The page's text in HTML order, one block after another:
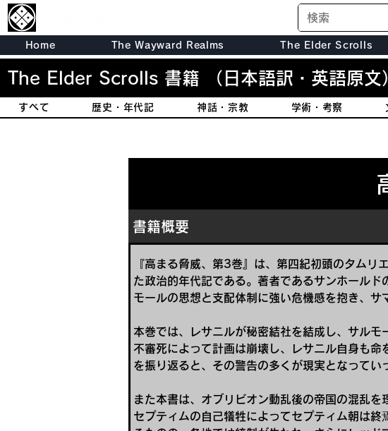
Home The Wayward Realms The Elder Scrolls
The Elder Scrolls 書籍 （日本語訳・英語原文
すべて 歴史・年代記 神話・宗教 学術・考察
書籍概要
『高まる脅威、第3巻』は、第四紀初頭のタム
た政治的年代記である。著者であるサンホール
モールの思想と支配体制に強い危機感を抱き、サ
本巻では、レサニルが秘密結社を結成し、サル
不審死によって計画は崩壊し、レサニル自身も
を振り返ると、その警告の多くが現実となってい
また本書は、オブリビオン動乱後の帝国の混乱
セプティムの自己犠牲によってセプティム朝は